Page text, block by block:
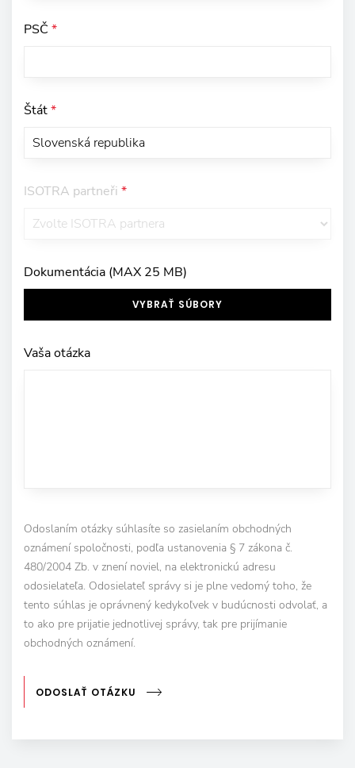
PSČ *
Štát*
ISOTRA partneři *
Dokumentácia (MAX 25 MB)
VYBRAŤ SÚBORY
Vaša otázka
Odoslaním otázky súhlasíte so zasielaním obchodných
oznámení spoločnosti, podľa ustanovenia § 7 zákona č.
480/2004 Zb. v znení noviel, na elektronickú adresu
odosielateľa. Odosielateľ správy si je plne vedomý toho, že
tento súhlas je oprávnený kedykoľvek v budúcnosti odvolať, a
to ako pre prijatie jednotlivej správy, tak pre prijímanie
obchodných oznámení.
ODOSLAŤ OTÁZKU